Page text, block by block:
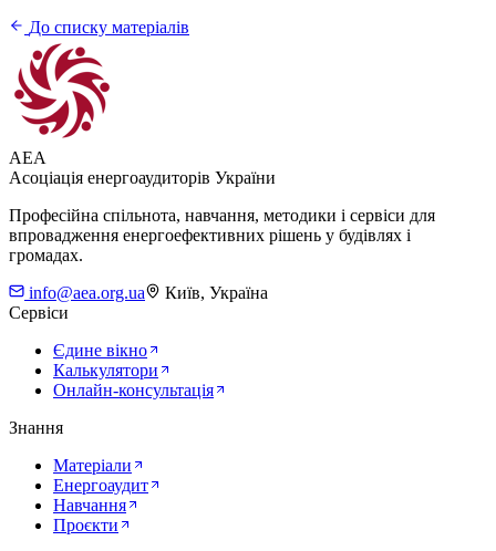
До списку матеріалів
AEA
Асоціація енергоаудиторів України
Професійна спільнота, навчання, методики і сервіси для
впровадження енергоефективних рішень у будівлях і
громадах.
info@aea.org.ua
Київ, Україна
Сервіси
Єдине вікно
Калькулятори
Онлайн-консультація
Знання
Матеріали
Енергоаудит
Навчання
Проєкти